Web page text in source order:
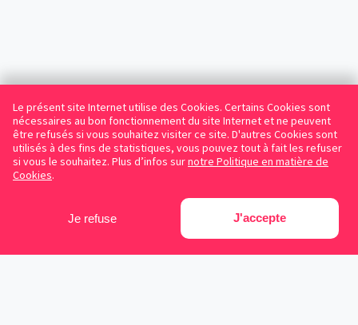
Le présent site Internet utilise des Cookies. Certains Cookies sont
nécessaires au bon fonctionnement du site Internet et ne peuvent
être refusés si vous souhaitez visiter ce site. D'autres Cookies sont
utilisés à des fins de statistiques, vous pouvez tout à fait les refuser
si vous le souhaitez. Plus d’infos surnotre Politique en matière de
Cookies.
Je refuse J'accepte